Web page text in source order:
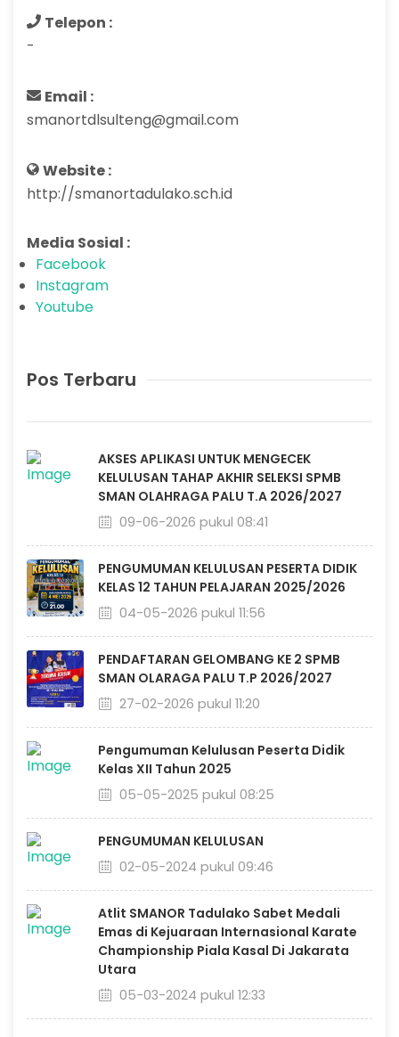
Telepon :
-
Email :
smanortdlsulteng@gmail.com
Website :
http://smanortadulako.sch.id
Media Sosial :
Facebook
Instagram
Youtube
Pos Terbaru
AKSES APLIKASI UNTUK MENGECEK
KELULUSAN TAHAP AKHIR SELEKSI SPMB
SMAN OLAHRAGA PALU T.A 2026/2027
09-06-2026 pukul 08:41
PENGUMUMAN KELULUSAN PESERTA DIDIK
KELAS 12 TAHUN PELAJARAN 2025/2026
04-05-2026 pukul 11:56
PENDAFTARAN GELOMBANG KE 2 SPMB
SMAN OLARAGA PALU T.P 2026/2027
27-02-2026 pukul 11:20
Pengumuman Kelulusan Peserta Didik
Kelas XII Tahun 2025
05-05-2025 pukul 08:25
PENGUMUMAN KELULUSAN
02-05-2024 pukul 09:46
Atlit SMANOR Tadulako Sabet Medali
Emas di Kejuaraan Internasional Karate
Championship Piala Kasal Di Jakarata
Utara
05-03-2024 pukul 12:33